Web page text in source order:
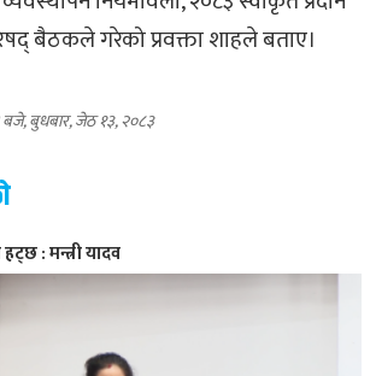
बैठकले गरेको प्रवक्ता शाहले बताए।
बजे, बुधबार, जेठ १३, २०८३
: मन्त्री यादव